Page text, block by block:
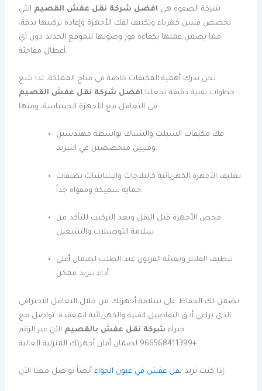
شركة الصفوة هي افضل شركة نقل عفش القصيم التي
تخصص فنيين كهرباء وتكييف لفك الأجهزة وإعادة تركيبها بدقة،
مما يضمن عملها بكفاءة فور وصولها للموقع الجديد دون أي
أعطال مفاجئة.
نحن ندرك أهمية المكيفات خاصة في مناخ المملكة، لذا نتبع
خطوات تقنية دقيقة تجعلنا افضل شركة نقل عفش القصيم
في التعامل مع الأجهزة الحساسة، ومنها:
فك مكيفات السبلت والشباك بواسطة مهندسين
وفنيين متخصصين في التبريد.
تغليف الأجهزة الكهربائية كالثلاجات والشاشات بطبقات
حماية سميكة ومقواة جداً.
فحص الأجهزة قبل النقل وبعد التركيب للتأكد من
سلامة التوصيلات والتشغيل.
تنظيف الفلاتر وتعبئة الفريون عند الطلب لضمان أعلى
أداء تبريد ممكن.
نضمن لك الحفاظ على سلامة أجهزتك من خلال التعامل الاحترافي
الذي يراعي أدق التفاصيل الفنية والكهربائية المعقدة. تواصل مع
خبراء شركة نقل عفش بالقصيم الآن عبر الرقم
+966568411399 لضمان أمان أجهزتك المنزلية الغالية.
إذا كنت تريد نقل عفش في عيون الجواء أيضاً تواصل معنا الآن.